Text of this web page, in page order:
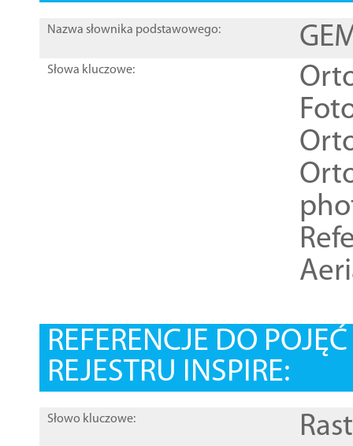
Nazwa słownika podstawowego:
Słowa kluczowe:
REFERENCJE DO
REJESTRU INSPIRE:
Słowo kluczowe: